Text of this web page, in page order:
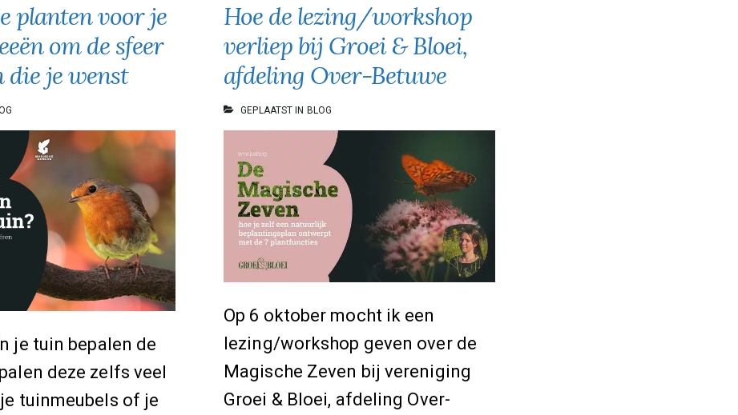
planten voor je
om de sfeer
die je wenst
je tuin bepalen de
deze zelfs veel
tuinmeubels of je
Hoe de lezing/workshop
verliep bij Groei & Bloei,
afdeling Over-Betuwe
GEPLAATST IN BLOG
Op 6 oktober mocht ik een
lezing/workshop geven over de
Magische Zeven bij vereniging
Groei & Bloei, afdeling Over-